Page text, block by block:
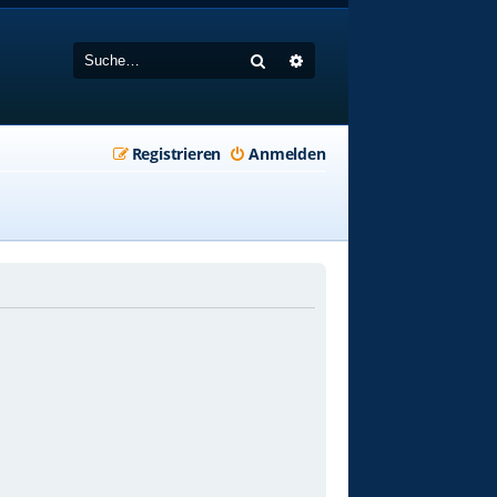
Suche
Anmelden
Registrieren